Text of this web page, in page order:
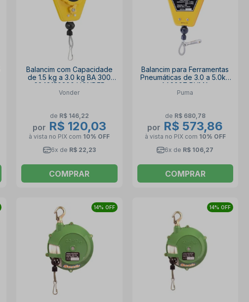
Balancim com Capacidade
de 1.5 kg a 3.0 kg BA 300
6248150300 VONDER
Vonder
de R$ 146,22
por R$ 120,03
à vista no PIX com 10% OFF
6x de R$ 22,23
COMPRAR
Balancim para Ferramentas
Pneumáticas de 3.0 a 5.0kg
AA2007 PUMA
Puma
de R$ 680,78
por R$ 573,86
à vista no PIX com 10% OFF
6x de R$ 106,27
COMPRAR
14% OFF 14% OFF